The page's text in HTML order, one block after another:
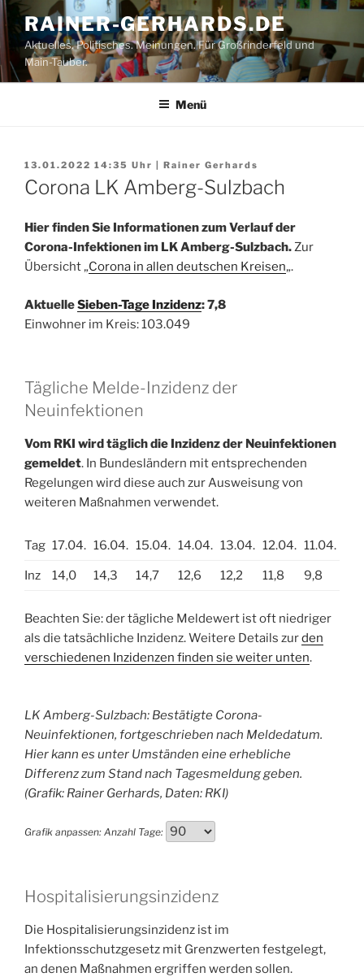
Zum
Inhalt
springen
RAINER-GERHARDS.DE
Aktuelles. Politisches. Meinungen. Für Großrinderfeld und
Main-Tauber.
Menü
13.01.2022 14:35 Uhr | Rainer Gerhards
Corona LK Amberg-Sulzbach
Hier finden Sie Informationen zum Verlauf der
Corona-Infektionen im LK Amberg-Sulzbach.Zur
Übersicht „Corona in allen deutschen Kreisen„.
AktuelleSieben-Tage Inzidenz: 7,8
Einwohner im Kreis: 103.049
Tägliche Melde-Inzidenz der
Neuinfektionen
Vom RKI wird täglich die Inzidenz der Neuinfektionen
gemeldet. In Bundesländern mit entsprechenden
Regelungen wird diese auch zur Ausweisung von
weiteren Maßnahmen verwendet.
Tag 17.04. 16.04. 15.04. 14.04. 13.04. 12.04. 11.04.
Inz 14,0 14,3 14,7 12,6 12,2 11,8 9,8
Beachten Sie: der tägliche Meldewert ist oft niedriger
als die tatsächliche Inzidenz. Weitere Details zurden
verschiedenen Inzidenzen finden sie weiter unten.
LK Amberg-Sulzbach: Bestätigte Corona-
Neuinfektionen, fortgeschrieben nach Meldedatum.
Hier kann es unter Umständen eine erhebliche
Differenz zum Stand nach Tagesmeldung geben.
(Grafik: Rainer Gerhards, Daten: RKI)
Grafik anpassen: Anzahl Tage:
Hospitalisierungsinzidenz
Die Hospitalisierungsinzidenz ist im
Infektionsschutzgesetz mit Grenzwerten festgelegt,
an denen Maßnahmen ergriffen werden sollen.